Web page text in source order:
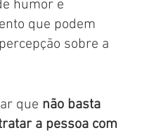
humor e
que podem
sobre a
que não basta
a pessoa com